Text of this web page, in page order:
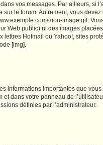
vos messages. Par ailleurs, si
le forum. Autrement, vous
mon-image.gif.
Web public) ni des images
lettres Hotmail ou Yahoo!, sites
[img].
informations importantes que
dans votre panneau de
définies par l’administrateur.